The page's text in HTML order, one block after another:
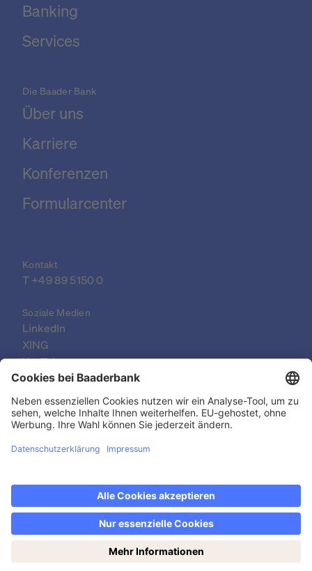
Jetzt den Wochenendhandel entdecken: samstags
von 14-19 Uhr!
Banking
Services
Die Baader Bank
Über uns
Karriere
Konferenzen
Formularcenter
Kontakt
T +49 89 5150 0
Soziale Medien
LinkedIn
XING
YouTube
© 2026 Baader Bank AG
Rechtlicher Hinweis
Barrierefreiheit
Kontakt & FAQ